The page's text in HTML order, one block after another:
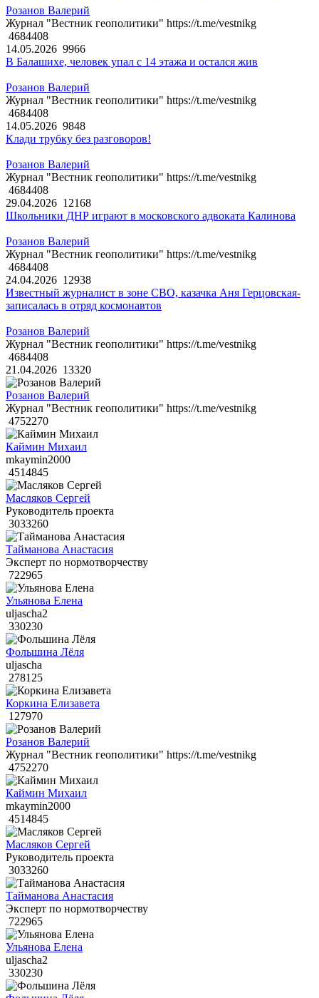
Розанов Валерий
Журнал "Вестник геополитики" https://t.me/vestnikg
4684408
14.05.2026 9966
В Балашихе, человек упал с 14 этажа и остался жив
Розанов Валерий
Журнал "Вестник геополитики" https://t.me/vestnikg
4684408
14.05.2026 9848
Клади трубку без разговоров!
Розанов Валерий
Журнал "Вестник геополитики" https://t.me/vestnikg
4684408
29.04.2026 12168
Школьники ДНР играют в московского адвоката Калинова
Розанов Валерий
Журнал "Вестник геополитики" https://t.me/vestnikg
4684408
24.04.2026 12938
Известный журналист в зоне СВО, казачка Аня Герцовская-
записалась в отряд космонавтов
Розанов Валерий
Журнал "Вестник геополитики" https://t.me/vestnikg
4684408
21.04.2026 13320
Розанов Валерий
Журнал "Вестник геополитики" https://t.me/vestnikg
4752270
Каймин Михаил
mkaymin2000
4514845
Масляков Сергей
Руководитель проекта
3033260
Тайманова Анастасия
Эксперт по нормотворчеству
722965
Ульянова Елена
uljascha2
330230
Фольшина Лёля
uljascha
278125
Коркина Елизавета
127970
Розанов Валерий
Журнал "Вестник геополитики" https://t.me/vestnikg
4752270
Каймин Михаил
mkaymin2000
4514845
Масляков Сергей
Руководитель проекта
3033260
Тайманова Анастасия
Эксперт по нормотворчеству
722965
Ульянова Елена
uljascha2
330230